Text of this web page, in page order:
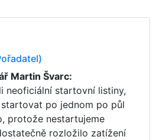
Martin Švarc:
neoficiální startovní listiny,
po jednom po půl
protože nestartujeme
rozložilo zatížení